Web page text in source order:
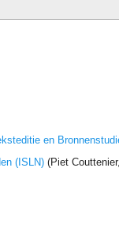
en
(ISLN) (Piet